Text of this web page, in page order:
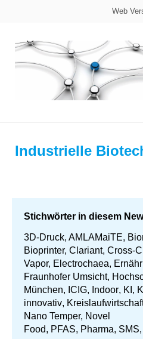
Web
Industrielle
Stichwörter in diesem
3D-Druck, AMLAMaiTE,
Bioprinter, Clariant, Cross-
Vapor, Electrochaea,
Fraunhofer Umsicht,
München, ICIG, Indoor, KI ,
innovativ,
Nano Temper, Novel
Food, PFAS, Pharma, SMS,